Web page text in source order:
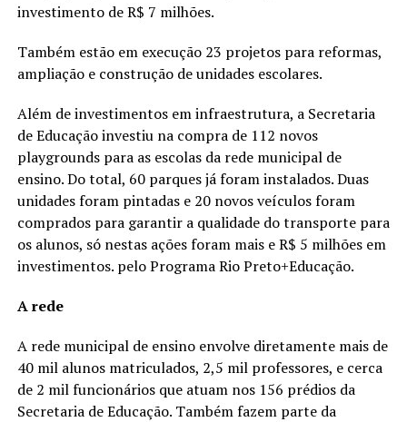
investimento de R$ 7 milhões.
Também estão em execução 23 projetos para reformas,
ampliação e construção de unidades escolares.
Além de investimentos em infraestrutura, a Secretaria
de Educação investiu na compra de 112 novos
playgrounds para as escolas da rede municipal de
ensino. Do total, 60 parques já foram instalados. Duas
unidades foram pintadas e 20 novos veículos foram
comprados para garantir a qualidade do transporte para
os alunos, só nestas ações foram mais e R$ 5 milhões em
investimentos. pelo Programa Rio Preto+Educação.
A rede
A rede municipal de ensino envolve diretamente mais de
40 mil alunos matriculados, 2,5 mil professores, e cerca
de 2 mil funcionários que atuam nos 156 prédios da
Secretaria de Educação. Também fazem parte da